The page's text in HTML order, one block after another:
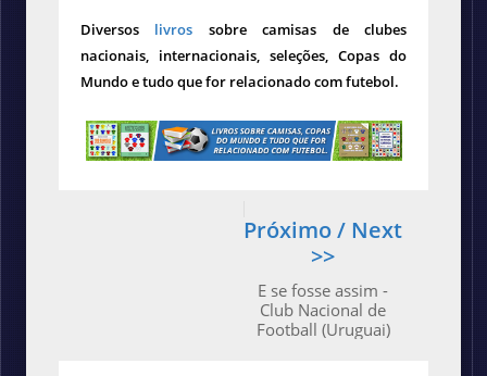
Diversos livros sobre camisas de clubes
nacionais, internacionais, seleções, Copas do
Mundo e tudo que for relacionado com futebol.
Próximo / Next
>>
E se fosse assim -
Club Nacional de
Football (Uruguai)